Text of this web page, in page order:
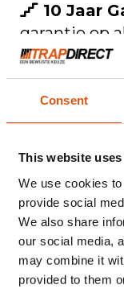
Consent
This website
We use cookies
provide social
We also share
our social media,
may combine it
provided to them
10 Jaar
garantie op
trots op de
provincie
de
Nederland
trappen op
mooie
Rotterdam,